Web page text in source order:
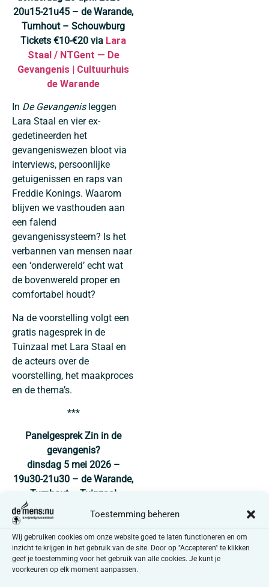
Toestemming beheren
Wij gebruiken cookies om onze website goed te laten functioneren en om
inzicht te krijgen in het gebruik van de site. Door op "Accepteren" te klikken
geef je toestemming voor het gebruik van alle cookies. Je kunt je
voorkeuren op elk moment aanpassen.
20u15-21u45 – de Warande,
Turnhout – Schouwburg
Tickets €10-€20 via Lara
Staal / NTGent — De
Gevangenis | Cultuurhuis
de Warande
In De Gevangenisleggen
Lara Staal en vier ex-
gedetineerden het
gevangeniswezen bloot via
interviews, persoonlijke
getuigenissen en raps van
Freddie Konings. Waarom
blijven we vasthouden aan
een falend
gevangenissysteem? Is het
verbannen van mensen naar
een ‘onderwereld’ echt wat
de bovenwereld proper en
comfortabel houdt?
Na de voorstelling volgt een
gratis nagesprek in de
Tuinzaal met Lara Staal en
de acteurs over de
voorstelling, het maakproces
en de thema’s.
***
Panelgesprek Zin in de
gevangenis?
dinsdag 5 mei 2026 –
19u30-21u30 – de Warande,
Turnhout – Tuinzaal
Tickets 6€ via
Panelgesprek Zin in de
gevangenis? | Cultuurhuis
de Warande
Wat gebeurt er met